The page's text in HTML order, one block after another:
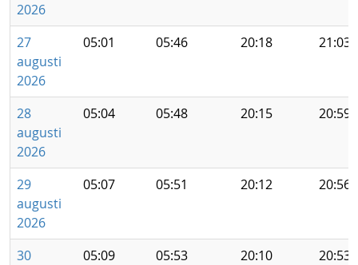
2026
27
augusti
2026
05:01 05:46 20:18 21:03
28
augusti
2026
05:04 05:48 20:15 20:59
29
augusti
2026
05:07 05:51 20:12 20:56
30
05:09 05:53 20:10 20:53